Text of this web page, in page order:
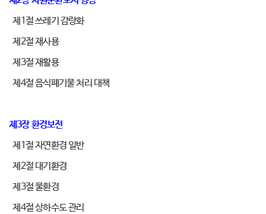
제1절 쓰레기 감량화
제2절 재사용
제3절 재활용
제4절 음식폐기물 처리 대책
제3장 환경보전
제1절 자연환경 일반
제2절 대기환경
제3절 물환경
제4절 상하수도 관리